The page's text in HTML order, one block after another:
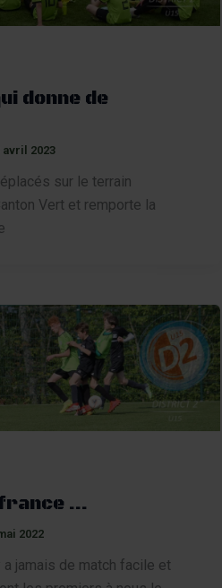
donne de
avril 2023
sur le terrain
Vert et remporte la
…
2022
a jamais de match facile et